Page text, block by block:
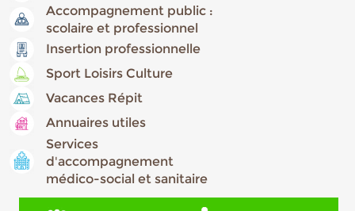
Accompagnement public :
scolaire et professionnel
Insertion professionnelle
Sport Loisirs Culture
Vacances Répit
Annuaires utiles
Services
d'accompagnement
médico-social et sanitaire